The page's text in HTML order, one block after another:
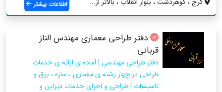
اطلاعات بیشتر
دفتر طراحی معماری مهندس الناز
قربانی
دفتر طراحی مهندسی | آماده ی ارائه ی خدمات
طراحی در چهار رشته ی معماری ، سازه ، برق و
تاسیسات | طراحی و اجرای خدمات دیزاین و